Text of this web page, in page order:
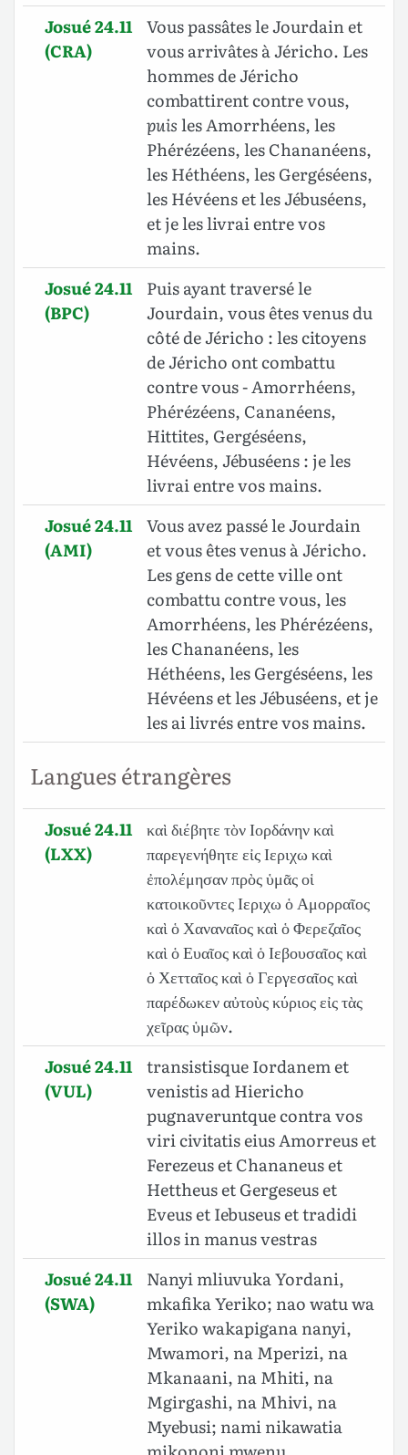
Josué 24.11
(CRA)
Vous passâtes le Jourdain et
vous arrivâtes à Jéricho. Les
hommes de Jéricho
combattirent contre vous,
puisles Amorrhéens, les
Phérézéens, les Chananéens,
les Héthéens, les Gergéséens,
les Hévéens et les Jébuséens,
et je les livrai entre vos
mains.
Josué 24.11
(BPC)
Puis ayant traversé le
Jourdain, vous êtes venus du
côté de Jéricho : les citoyens
de Jéricho ont combattu
contre vous - Amorrhéens,
Phérézéens, Cananéens,
Hittites, Gergéséens,
Hévéens, Jébuséens : je les
livrai entre vos mains.
Josué 24.11
(AMI)
Vous avez passé le Jourdain
et vous êtes venus à Jéricho.
Les gens de cette ville ont
combattu contre vous, les
Amorrhéens, les Phérézéens,
les Chananéens, les
Héthéens, les Gergéséens, les
Hévéens et les Jébuséens, et je
les ai livrés entre vos mains.
Langues étrangères
Josué 24.11
(LXX)
καὶ διέβητε τὸν Ιορδάνην καὶ
παρεγενήθητε εἰς Ιεριχω καὶ
ἐπολέμησαν πρὸς ὑμᾶς οἱ
κατοικοῦντες Ιεριχω ὁ Αμορραῖος
καὶ ὁ Χαναναῖος καὶ ὁ Φερεζαῖος
καὶ ὁ Ευαῖος καὶ ὁ Ιεβουσαῖος καὶ
ὁ Χετταῖος καὶ ὁ Γεργεσαῖος καὶ
παρέδωκεν αὐτοὺς κύριος εἰς τὰς
χεῖρας ὑμῶν.
Josué 24.11
(VUL)
transistisque Iordanem et
venistis ad Hiericho
pugnaveruntque contra vos
viri civitatis eius Amorreus et
Ferezeus et Chananeus et
Hettheus et Gergeseus et
Eveus et Iebuseus et tradidi
illos in manus vestras
Josué 24.11
(SWA)
Nanyi mliuvuka Yordani,
mkafika Yeriko; nao watu wa
Yeriko wakapigana nanyi,
Mwamori, na Mperizi, na
Mkanaani, na Mhiti, na
Mgirgashi, na Mhivi, na
Myebusi; nami nikawatia